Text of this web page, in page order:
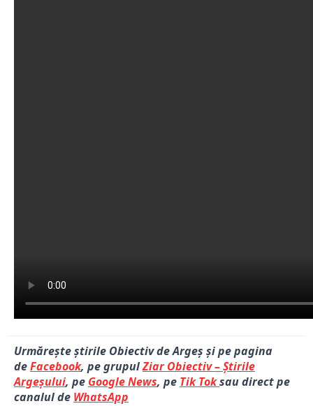
Urmărește știrile Obiectiv de Argeș și pe pagina
deFacebook, pe grupulZiar Obiectiv – Știrile
Argeșului, pe Google News, pe Tik Toksau direct pe
canalul de WhatsApp